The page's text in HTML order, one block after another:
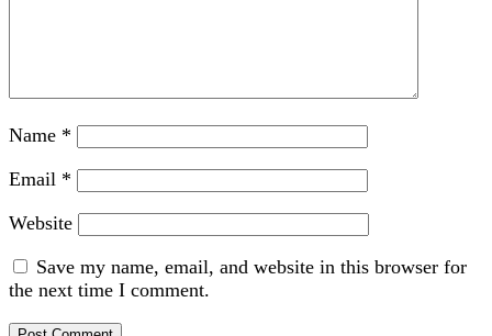
Name *
Email *
Website
Save my name, email, and website in this browser for
the next time I comment.